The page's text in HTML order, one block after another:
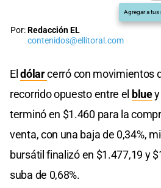
Agregar a
Por:Redacción EL
contenidos@ellitoral.com
Eldólarcerró con movimientos
recorrido opuesto entre el bluey
terminó en $1.460 para la
venta, con una baja de 0,34%,
bursátil finalizó en $1.477,19 y
suba de 0,68%.